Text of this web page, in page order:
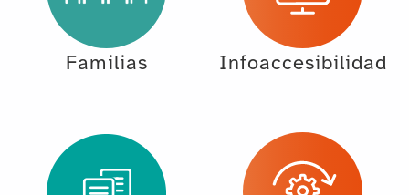
Familias Infoaccesibilidad